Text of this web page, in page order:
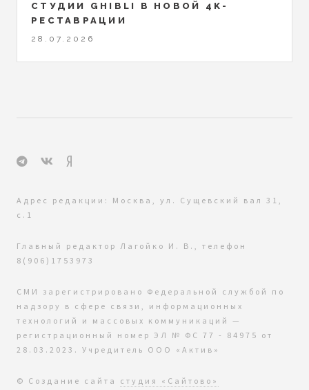
СТУДИИ GHIBLI В НОВОЙ 4K-
РЕСТАВРАЦИИ
28.07.2026
Адрес редакции: Москва, ул. Сущевский вал 31,
с.1
Главный редактор Лагойко И. В., телефон
8(906)1753973
СМИ зарегистрировано Федеральной службой по
надзору в сфере связи, информационных
технологий и массовых коммуникаций —
регистрационный номер ЭЛ № ФС 77 - 84975 от
28.03.2023. Учредитель ООО «Актив»
© Создание сайта студия «Сайтово»